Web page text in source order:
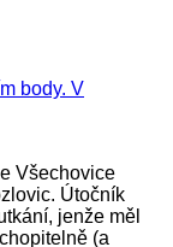
Všechovice
Útočník
jenže měl
(a